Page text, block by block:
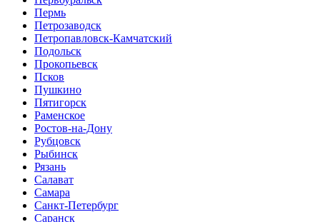
Пермь
Петрозаводск
Петропавловск-Камчатский
Подольск
Прокопьевск
Псков
Пушкино
Пятигорск
Раменское
Ростов-на-Дону
Рубцовск
Рыбинск
Рязань
Салават
Самара
Санкт-Петербург
Саранск